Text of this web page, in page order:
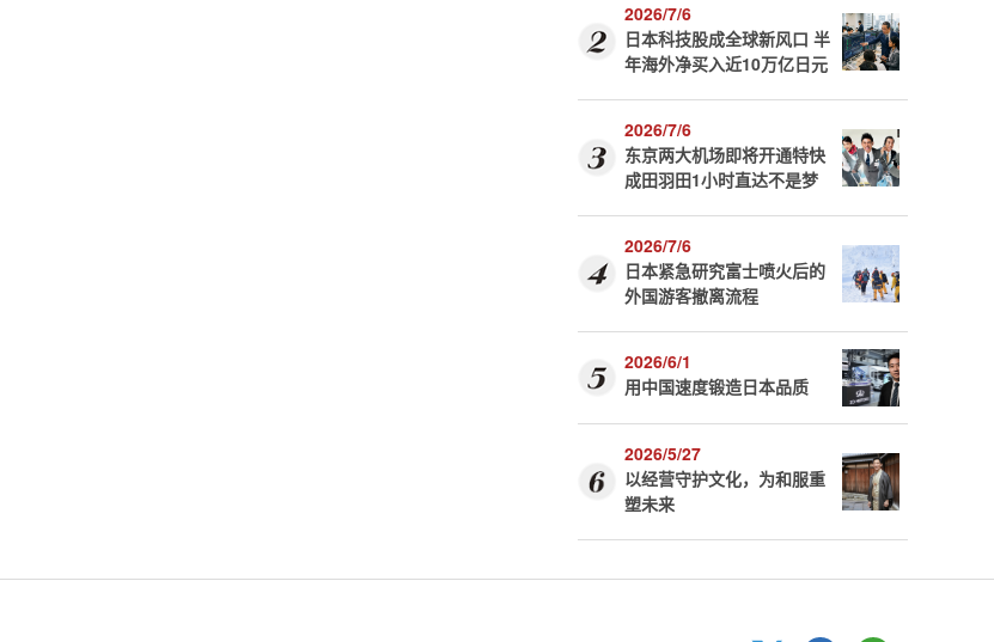
2026/7/6
日本科技股成全球新风口 半
年海外净买入近10万亿日元
2026/7/6
东京两大机场即将开通特快
成田羽田1小时直达不是梦
2026/7/6
日本紧急研究富士喷火后的
外国游客撤离流程
2026/6/1
用中国速度锻造日本品质
2026/5/27
以经营守护文化，为和服重
塑未来